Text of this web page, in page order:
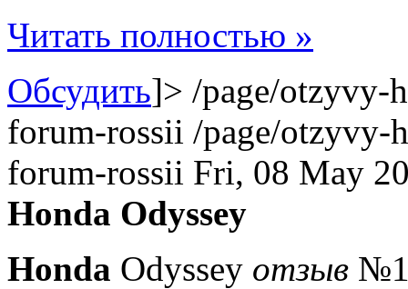
Читать полностью »
Обсудить]> /page/otzyvy-
forum-rossii /page/otzyvy-
forum-rossii Fri, 08 May
Honda Odyssey
Honda Odyssey отзыв